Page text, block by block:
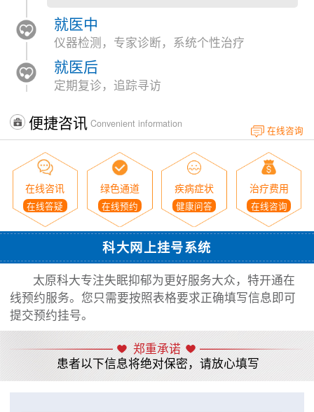
就医中
仪器检测，专家诊断，系统个性治疗
就医后
定期复诊，追踪寻访
便捷咨讯 Convenient information
在线咨询
在线咨讯
在线答疑
绿色通道
在线预约
疾病症状
健康问答
治疗费用
在线咨询
科大网上挂号系统
太原科大专注失眠抑郁为更好服务大众，特开通在
线预约服务。您只需要按照表格要求正确填写信息即可
提交预约挂号。
郑重承诺
患者以下信息将绝对保密，请放心填写